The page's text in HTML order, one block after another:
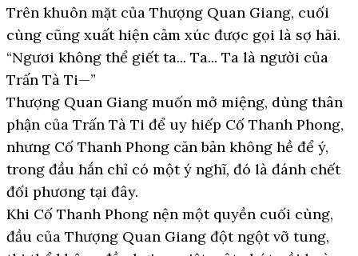
Trên khuôn mặt của Thượng Quan Giang, cuối
cùng cũng xuất hiện cảm xúc được gọi là sợ hãi.
“Ngươi không thể giết ta... Ta... Ta là người của
Trấn Tà Ti—”
Thượng Quan Giang muốn mở miệng, dùng thân
phận của Trấn Tà Ti để uy hiếp Cố Thanh Phong,
nhưng Cố Thanh Phong căn bản không hề để ý,
trong đầu hắn chỉ có một ý nghĩ, đó là đánh chết
đối phương tại đây.
Khi Cố Thanh Phong nện một quyền cuối cùng,
đầu của Thượng Quan Giang đột ngột vỡ tung,